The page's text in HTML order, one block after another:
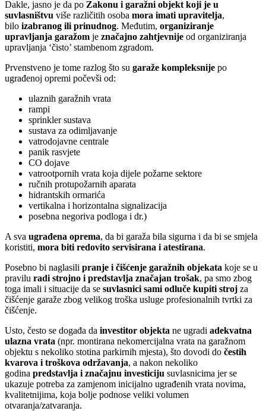
Dakle, jasno je da po Zakonu i garažni objekt koji je u
suvlasništvu više različitih osoba mora imati upravitelja,
bilo izabranog ili prinudnog. Međutim, organiziranje
upravljanja garažom je značajno zahtjevnije od organiziranja
upravljanja ‘čisto’ stambenom zgradom.
Prvenstveno je tome razlog što su garaže kompleksnije po
ugrađenoj opremi počevši od:
ulaznih garažnih vrata
rampi
sprinkler sustava
sustava za odimljavanje
vatrodojavne centrale
panik rasvjete
CO dojave
vatrootpornih vrata koja dijele požarne sektore
ručnih protupožarnih aparata
hidrantskih ormarića
vertikalna i horizontalna signalizacija
posebna negoriva podloga i dr.)
A sva ugrađena oprema, da bi garaža bila sigurna i da bi se smjela
koristiti, mora biti redovito servisirana i atestirana.
Posebno bi naglasili pranje i čišćenje garažnih objekata koje se u
pravilu radi strojno i predstavlja značajan trošak, pa smo zbog
toga imali i situacije da se suvlasnici sami odluče kupiti stroj za
čišćenje garaže zbog velikog troška usluge profesionalnih tvrtki za
čišćenje.
Usto, često se događa da investitor objekta ne ugradi adekvatna
ulazna vrata (npr. montirana nekomercijalna vrata na garažnom
objektu s nekoliko stotina parkirnih mjesta), što dovodi do čestih
kvarova i troškova održavanja, a nakon nekoliko
godina predstavlja i značajnu investiciju suvlasnicima jer se
ukazuje potreba za zamjenom inicijalno ugrađenih vrata novima,
kvalitetnijima, koja bolje podnose veliki volumen
otvaranja/zatvaranja.